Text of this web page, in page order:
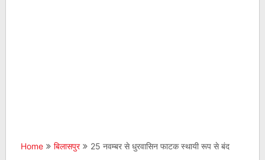
Home बिलासपुर 25 नवम्बर से धुरवासिन फाटक स्थायी रूप से बंद